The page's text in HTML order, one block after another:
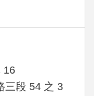
16
三段 54 之 3